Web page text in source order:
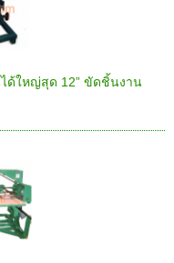
ด้ใหญ่สุด 12” ขัดชิ้นงาน